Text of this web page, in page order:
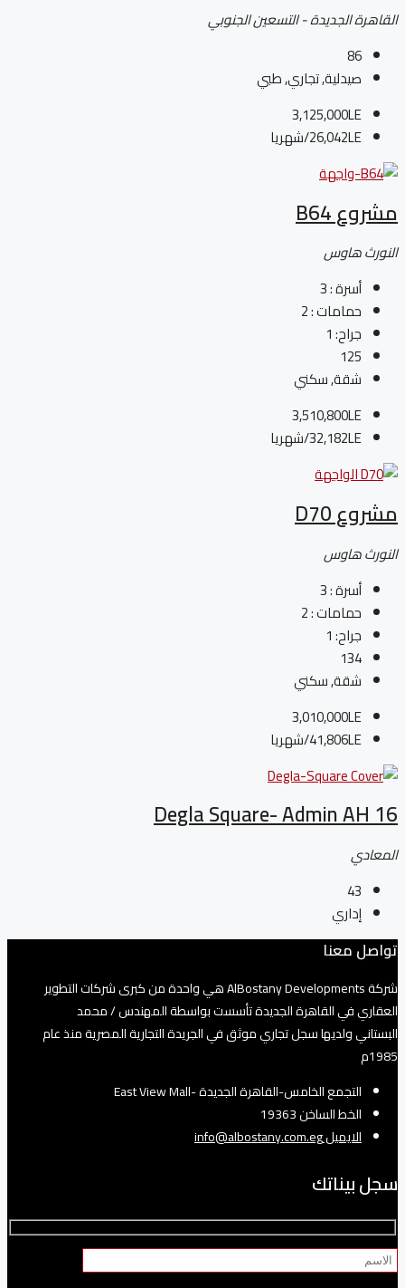
القاهرة الجديدة - التسعين الجنوبي
86
صيدلية, تجاري, طبي
3,125,000LE
26,042LE/شهريا
مشروع B64
النورث هاوس
أسرة :3
حمامات :2
جراح:1
125
شقة, سكني
3,510,800LE
32,182LE/شهريا
مشروع D70
النورث هاوس
أسرة :3
حمامات :2
جراح:1
134
شقة, سكني
3,010,000LE
41,806LE/شهريا
Degla Square- Admin AH 16
المعادي
43
إداري
تواصل معنا
شركة AlBostany Developments هي واحدة من كبرى شركات التطوير
العقاري في القاهرة الجديدة تأسست بواسطة المهندس / محمد
البستاني ولديها سجل تجاري موثق في الجريدة التجارية المصرية منذ عام
1985م
التجمع الخامس-القاهرة الجديدة -East View Mall
الخط الساخن 19363
الايميل info@albostany.com.eg
سجل بيناتك